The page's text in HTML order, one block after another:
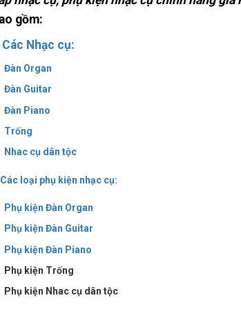
gồm:
Các Nhạc cụ:
Đàn Organ
Đàn Guitar
Đàn Piano
Trống
Nhac cụ dân tộc
Các loại phụ kiện nhạc cụ:
Phụ kiện Đàn Organ
Phụ kiện Đàn Guitar
Phụ kiện Đàn Piano
Phụ kiện Trống
Phụ kiện Nhac cụ dân tộc